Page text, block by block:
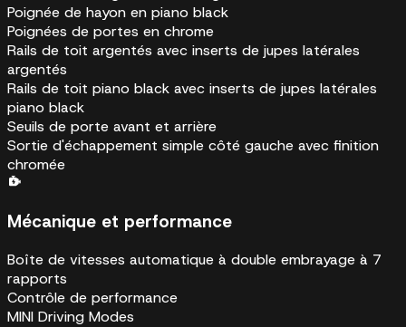
Poignée de hayon en piano black
Poignées de portes en chrome
Rails de toit argentés avec inserts de jupes latérales
argentés
Rails de toit piano black avec inserts de jupes latérales
piano black
Seuils de porte avant et arrière
Sortie d'échappement simple côté gauche avec finition
chromée
Mécanique et performance
Boîte de vitesses automatique à double embrayage à 7
rapports
Contrôle de performance
MINI Driving Modes